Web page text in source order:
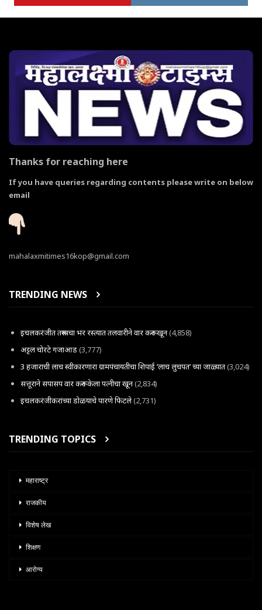
Thanks for reaching here
If you have queries regarding contents please write on below
email
mahalaxmitimes16kop@gmail.com
TRENDING NEWS
इचलकरंजीत तरूणाचा भर रस्त्यात तलवारीने वार करून खून(4,858)
अट्टल चोरटे गजाआड(3,777)
3 हजाराची लाच स्वीकारणारा ग्रामपंचायतीचा शिपाई ‘लाच लुचपत’ च्या जाळ्यात(3,024)
सत्तूराने सपासप वार करून केला पत्नीचा खून(2,834)
इचलकरंजीकरांच्या डोळयाचे पारणे फिटले(2,731)
TRENDING TOPICS
महाराष्ट्र
राजकीय
विशेष लेख
शिक्षण
आरोग्य